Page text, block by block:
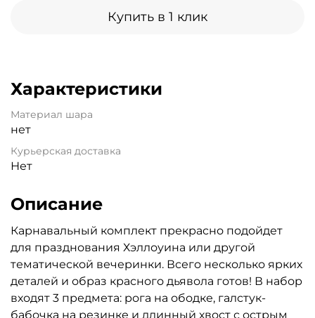
Купить в 1 клик
Характеристики
Материал шара
нет
Курьерская доставка
Нет
Описание
Карнавальный комплект прекрасно подойдет
для празднования Хэллоуина или другой
тематической вечеринки. Всего несколько ярких
деталей и образ красного дьявола готов! В набор
входят 3 предмета: рога на ободке, галстук-
бабочка на резинке и длинный хвост с острым